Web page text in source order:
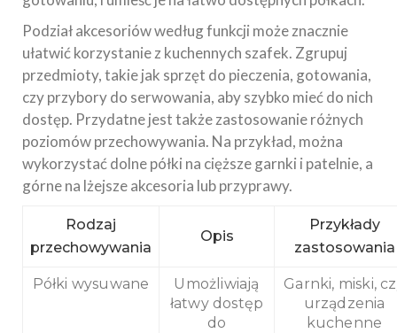
Podział akcesoriów według funkcji może znacznie
ułatwić korzystanie z kuchennych szafek. Zgrupuj
przedmioty, takie jak sprzęt do pieczenia, gotowania,
czy przybory do serwowania, aby szybko mieć do nich
dostęp. Przydatne jest także zastosowanie różnych
poziomów przechowywania. Na przykład, można
wykorzystać dolne półki na cięższe garnki i patelnie, a
górne na lżejsze akcesoria lub przyprawy.
Rodzaj
przechowywania
Opis
Przykłady
zastosowania
Półki wysuwane
Umożliwiają
łatwy dostęp
do
Garnki, miski,
urządzenia
kuchenne